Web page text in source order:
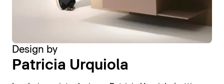
Design by
Patricia Urquiola